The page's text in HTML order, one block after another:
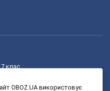
7 клас
OBOZ.UA використовує